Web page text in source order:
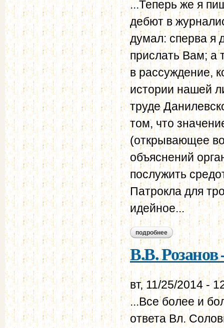
...Теперь же я
дебют в
думал: сперва я
прислать Вам; а
в рассуждение,
истории нашей
труде
том, что
(открывающее
объяснений
послужить
Патрокла для
идейное...
подробнее о в.в. розанов –
В.В. Розанов
вт, 11/25/2014 -
...Все более и
ответа Вл.